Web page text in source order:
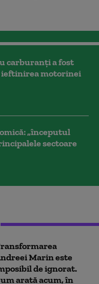
carburanți a fost
ieftinirea motorinei
„începutul
sectoare
Marin este
de ignorat.
arată acum, în